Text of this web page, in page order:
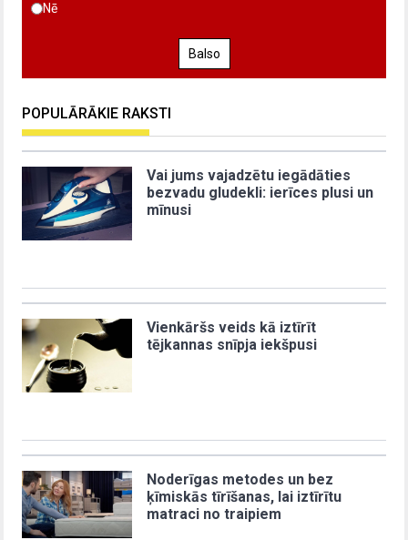
Nē
Balso
POPULĀRĀKIE RAKSTI
Vai jums vajadzētu iegādāties
bezvadu gludekli: ierīces plusi un
mīnusi
Vienkāršs veids kā iztīrīt
tējkannas snīpja iekšpusi
Noderīgas metodes un bez
ķīmiskās tīrīšanas, lai iztīrītu
matraci no traipiem